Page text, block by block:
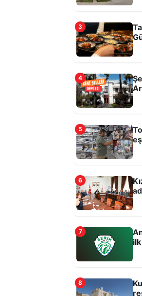
Bremen
Antalyaspor’a
Bu şartlarda
3
4
5
6
7
8